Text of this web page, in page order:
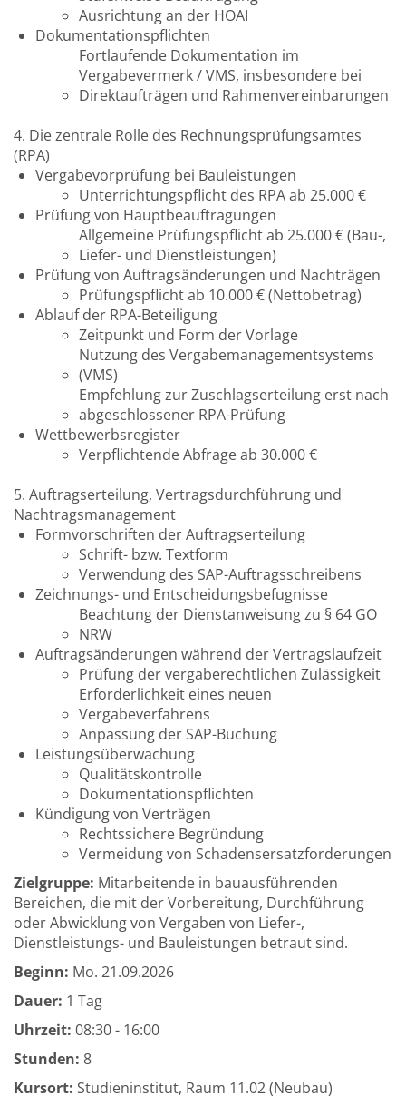
Ausrichtung an der HOAI
Dokumentationspflichten
Fortlaufende Dokumentation im
Vergabevermerk / VMS, insbesondere bei
Direktaufträgen und Rahmenvereinbarungen
4. Die zentrale Rolle des Rechnungsprüfungsamtes
(RPA)
Vergabevorprüfung bei Bauleistungen
Unterrichtungspflicht des RPA ab 25.000 €
Prüfung von Hauptbeauftragungen
Allgemeine Prüfungspflicht ab 25.000 € (Bau-,
Liefer- und Dienstleistungen)
Prüfung von Auftragsänderungen und Nachträgen
Prüfungspflicht ab 10.000 € (Nettobetrag)
Ablauf der RPA-Beteiligung
Zeitpunkt und Form der Vorlage
Nutzung des Vergabemanagementsystems
(VMS)
Empfehlung zur Zuschlagserteilung erst nach
abgeschlossener RPA-Prüfung
Wettbewerbsregister
Verpflichtende Abfrage ab 30.000 €
5. Auftragserteilung, Vertragsdurchführung und
Nachtragsmanagement
Formvorschriften der Auftragserteilung
Schrift- bzw. Textform
Verwendung des SAP-Auftragsschreibens
Zeichnungs- und Entscheidungsbefugnisse
Beachtung der Dienstanweisung zu § 64 GO
NRW
Auftragsänderungen während der Vertragslaufzeit
Prüfung der vergaberechtlichen Zulässigkeit
Erforderlichkeit eines neuen
Vergabeverfahrens
Anpassung der SAP-Buchung
Leistungsüberwachung
Qualitätskontrolle
Dokumentationspflichten
Kündigung von Verträgen
Rechtssichere Begründung
Vermeidung von Schadensersatzforderungen
Zielgruppe: Mitarbeitende in bauausführenden
Bereichen, die mit der Vorbereitung, Durchführung
oder Abwicklung von Vergaben von Liefer-,
Dienstleistungs- und Bauleistungen betraut sind.
Beginn: Mo. 21.09.2026
Dauer: 1 Tag
Uhrzeit: 08:30 - 16:00
Stunden: 8
Kursort: Studieninstitut, Raum 11.02 (Neubau)